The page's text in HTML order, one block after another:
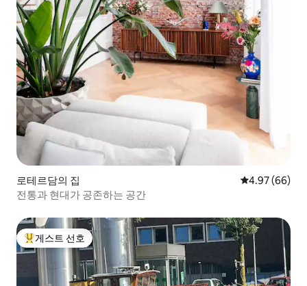
로테르담의 집 평점 4.97점(5
4.97 (66)
전통과 현대가 공존하는 공간
상위 게스트 선호
게스트 선호